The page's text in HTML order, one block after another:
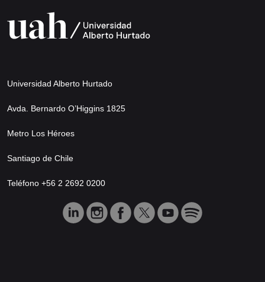
Universidad Alberto Hurtado
Avda. Bernardo O’Higgins 1825
Metro Los Héroes
Santiago de Chile
Teléfono +56 2 2692 0200